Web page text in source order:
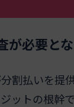
が必要と
割払いを提
ットの根幹